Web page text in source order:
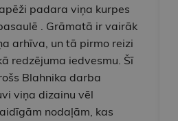
padara viņa kurpes
. Grāmatā ir vairāk
arhīva, un tā pirmo reizi
redzējuma iedvesmu. Šī
Blahnika darba
viņa dizainu vēl
nodaļām, kas